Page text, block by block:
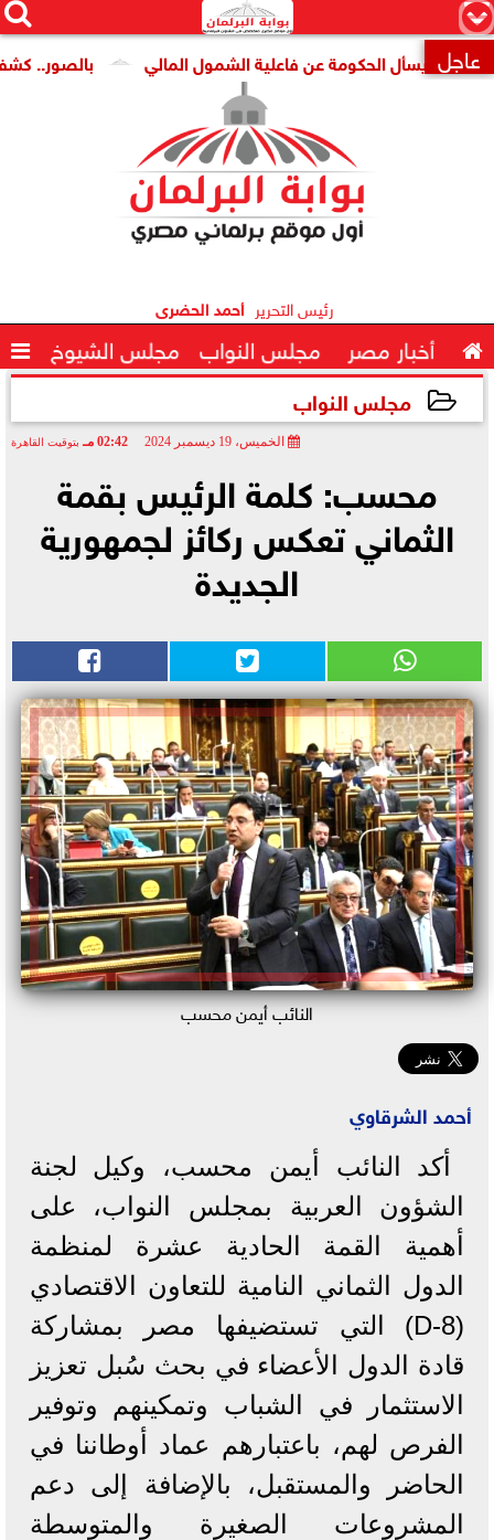
×


 عاجل بالصور.. كشف يسأل الحكومة عن فاعلية الشمول المالي
رئيس التحرير أحمد الحضرى
 أخبار مصر مجلس النواب مجلس الشيوخ 
مجلس النواب
الخميس، 19 ديسمبر 2024 02:42 مـ بتوقيت القاهرة
محسب: كلمة الرئيس بقمة
الثماني تعكس ركائز لجمهورية
الجديدة
النائب أيمن محسب
أحمد الشرقاوي
أكد النائب أيمن محسب، وكيل لجنة
الشؤون العربية بمجلس النواب، على
أهمية القمة الحادية عشرة لمنظمة
الدول الثماني النامية للتعاون الاقتصادي
(D-8) التي تستضيفها مصر بمشاركة
قادة الدول الأعضاء في بحث سُبل تعزيز
الاستثمار في الشباب وتمكينهم وتوفير
الفرص لهم، باعتبارهم عماد أوطاننا في
الحاضر والمستقبل، بالإضافة إلى دعم
المشروعات الصغيرة والمتوسطة